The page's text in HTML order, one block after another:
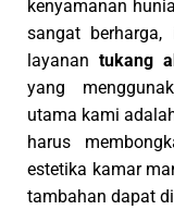
kenyamanan
sangat
layanan tukang
yang
utama kami
harus
estetika kamar
tambahan dapat